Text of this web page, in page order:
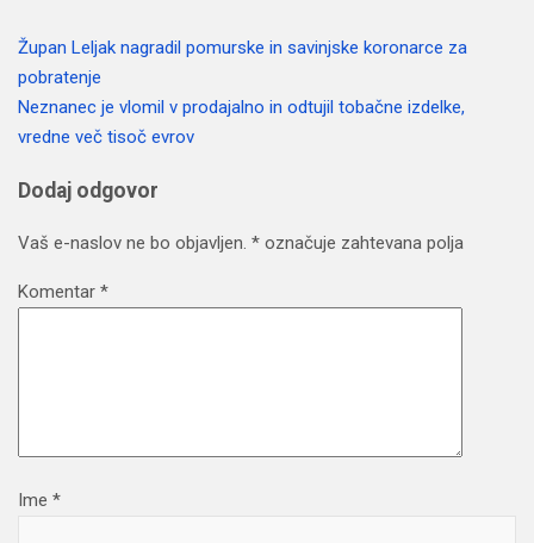
Navigacija
prispevka
Župan Leljak nagradil pomurske in savinjske koronarce za
pobratenje
Neznanec je vlomil v prodajalno in odtujil tobačne izdelke,
vredne več tisoč evrov
Dodaj odgovor
Vaš e-naslov ne bo objavljen. * označuje zahtevana polja
Komentar *
Ime *